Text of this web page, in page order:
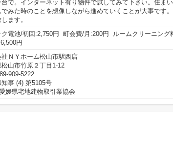
台で。インターネット有り物件で試してみて下さい。住ま
でみた時のことを想像しながら進めていくことが大事です
ます。
ク電池/初回:2,750円 町会費/月:200円 ルームクリーニン
円
社ＮＹホーム松山市駅西店
山市竹原２丁目1-12
909-5222
事 (4) 第5105号
媛県宅地建物取引業協会